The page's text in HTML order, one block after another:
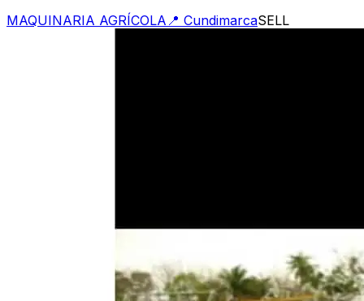
MAQUINARIA AGRÍCOLA 📍 CundimarcaSELL